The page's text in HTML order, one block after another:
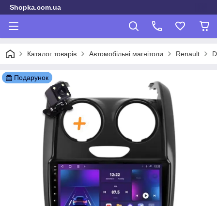
Shopka.com.ua
Каталог товарів Автомобільні магнітоли Renault
Подарунок